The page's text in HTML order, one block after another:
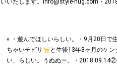
« ・遊んでほしいらしい。・9月20日で
ちゃいチビサ
と生後13年8ヶ月のケン
い、らしい。うぬぬー。・2018.09.14②